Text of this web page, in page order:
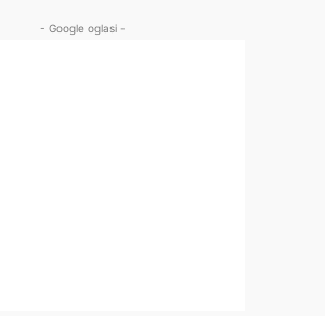
- Google oglasi -